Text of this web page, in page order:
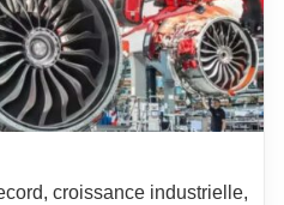
croissance industrielle,